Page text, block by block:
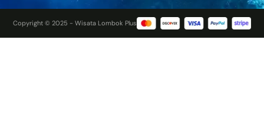
Copyright © 2025 - Wisata Lombok Plus